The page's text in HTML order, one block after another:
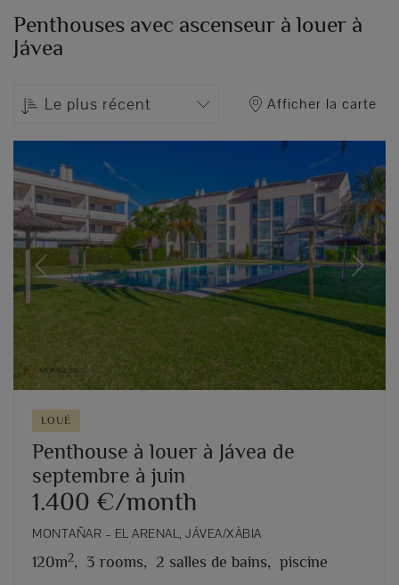
Penthouses avec ascenseur à louer à
Jávea
Le plus récent Afficher la carte
Previous Next
LOUÉ
Penthouse à louer à Jávea de
septembre à juin
1.400 €/month
MONTAÑAR – EL ARENAL, JÁVEA/XÀBIA
120m2, 3 rooms, 2 salles de bains, piscine